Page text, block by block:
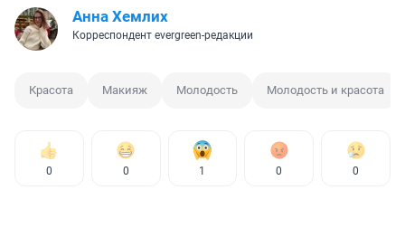
Анна Хемлих
Корреспондент evergreen-редакции
Красота Макияж Молодость Молодость и красота
0 0 1 0 0